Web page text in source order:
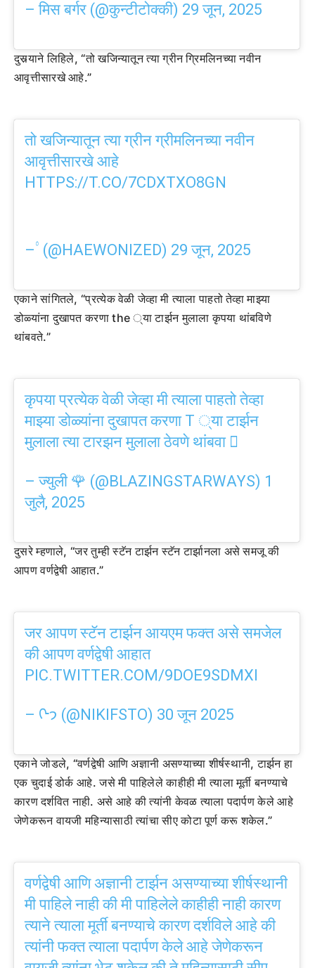
– मिस बर्गर (@कुन्टीटोक्की) 29 जून, 2025
दुसर्‍याने लिहिले, “तो खजिन्यातून त्या ग्रीन ग्रिमलिनच्या नवीन
आवृत्तीसारखे आहे.”
तो खजिन्यातून त्या ग्रीन ग्रीमलिनच्या नवीन
आवृत्तीसारखे आहे
HTTPS://T.CO/7CDXTXO8GN
– ۟ (@HAEWONIZED) 29 जून, 2025
एकाने सांगितले, “प्रत्येक वेळी जेव्हा मी त्याला पाहतो तेव्हा माझ्या
डोळ्यांना दुखापत करणा the ्या टार्झन मुलाला कृपया थांबविणे
थांबवते.”
कृपया प्रत्येक वेळी जेव्हा मी त्याला पाहतो तेव्हा
माझ्या डोळ्यांना दुखापत करणा T ्या टार्झन
मुलाला त्या टारझन मुलाला ठेवणे थांबवा 🫩
– ज्युली 🌹 (@BLAZINGSTARWAYS) 1
जुलै, 2025
दुसरे म्हणाले, “जर तुम्ही स्टॅन टार्झन स्टॅन टार्झानला असे समजू की
आपण वर्णद्वेषी आहात.”
जर आपण स्टॅन टार्झन आयएम फक्त असे समजेल
की आपण वर्णद्वेषी आहात
PIC.TWITTER.COM/9DOE9SDMXI
– ᢉ𐭩 (@NIKIFSTO) 30 जून 2025
एकाने जोडले, “वर्णद्वेषी आणि अज्ञानी असण्याच्या शीर्षस्थानी, टार्झन हा
एक चुदाई डोर्क आहे. जसे मी पाहिलेले काहीही मी त्याला मूर्ती बनण्याचे
कारण दर्शवित नाही. असे आहे की त्यांनी केवळ त्याला पदार्पण केले आहे
जेणेकरून वायजी महिन्यासाठी त्यांचा सीए कोटा पूर्ण करू शकेल.”
वर्णद्वेषी आणि अज्ञानी टार्झन असण्याच्या शीर्षस्थानी
मी पाहिले नाही की मी पाहिलेले काहीही नाही कारण
त्याने त्याला मूर्ती बनण्याचे कारण दर्शविले आहे की
त्यांनी फक्त त्याला पदार्पण केले आहे जेणेकरून